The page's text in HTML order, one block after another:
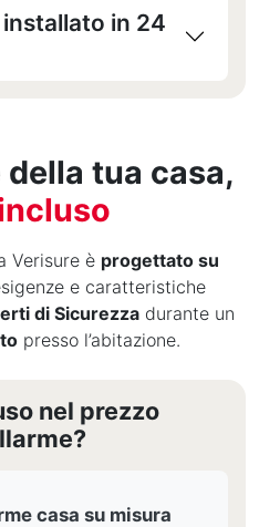
in 24
tua casa,
Verisure è progettato su
e caratteristiche
di Sicurezza durante un
presso l’abitazione.
nel prezzo
casa su misura